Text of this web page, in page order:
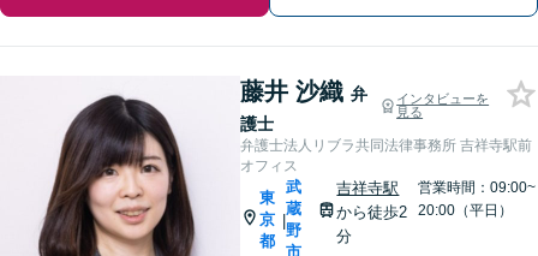
藤井 沙織 弁
護士
インタビューを
見る
弁護士法人リブラ共同法律事務所 吉祥寺駅前
オフィス
東
京
都
|
武
蔵
野
市
吉祥寺駅
から徒歩2
分
営業時間：09:00~
20:00（平日）